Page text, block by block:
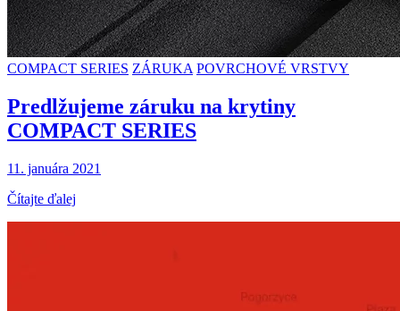
COMPACT SERIES ZÁRUKA POVRCHOVÉ VRSTVY
Predlžujeme záruku na krytiny
COMPACT SERIES
11. januára 2021
Čítajte ďalej